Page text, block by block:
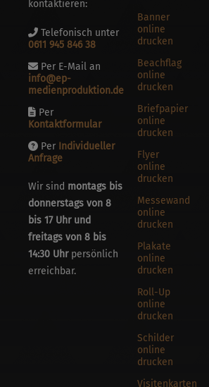
kontaktieren:
Telefonisch unter
0611 945 846 38
Per E-Mail an
info@ep-
medienproduktion.de
Per
Kontaktformular
Per Individueller
Anfrage
Wir sind montags bis
donnerstags von 8
bis 17 Uhr und
freitags von 8 bis
14:30 Uhrpersönlich
erreichbar.
Banner
online
drucken
Beachflag
online
drucken
Briefpapier
online
drucken
Flyer
online
drucken
Messewand
online
drucken
Plakate
online
drucken
Roll-Up
online
drucken
Schilder
online
drucken
Visitenkarten